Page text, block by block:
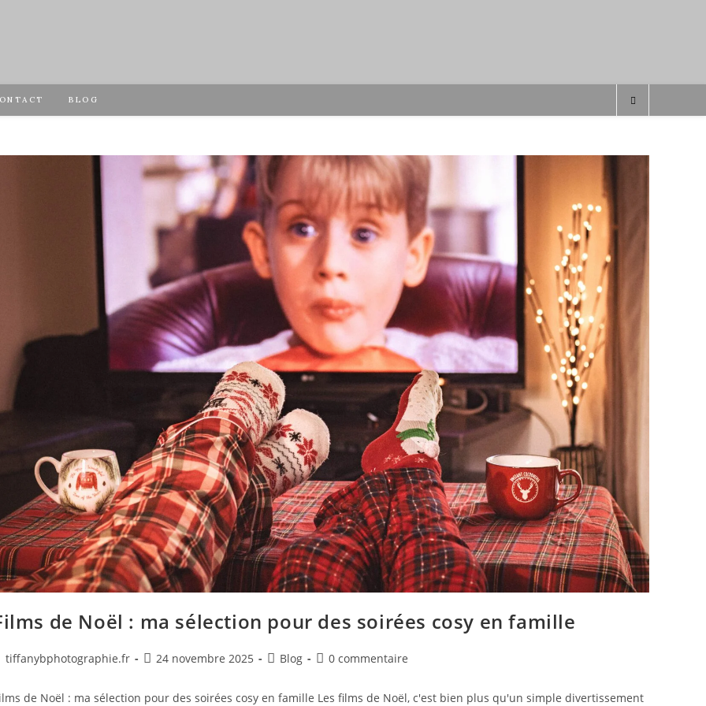
BLOG
de Noël : ma sélection pour des soirées cosy en famille
tiffanybphotographie.fr 24 novembre 2025 Blog 0 commentaire
de Noël : ma sélection pour des soirées cosy en famille Les films de Noël, c'est bien plus qu'un simple divertissement